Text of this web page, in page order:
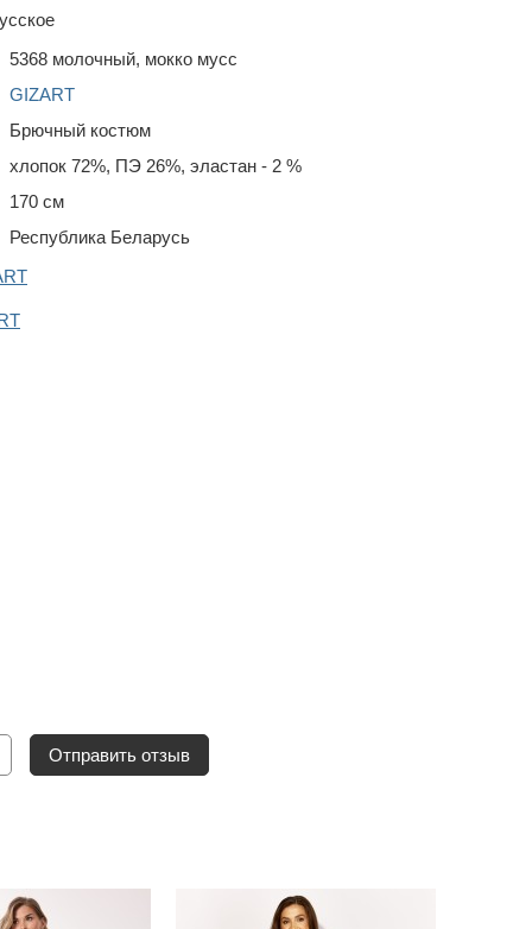
5368 молочный, мокко мусс
GIZART
Брючный костюм
хлопок 72%, ПЭ 26%, эластан - 2 %
170 см
Республика Беларусь
Отправить отзыв